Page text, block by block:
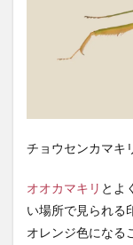
チョウセンカマキ
オオカマキリ とよ
い場所で見られる
オレンジ色になる